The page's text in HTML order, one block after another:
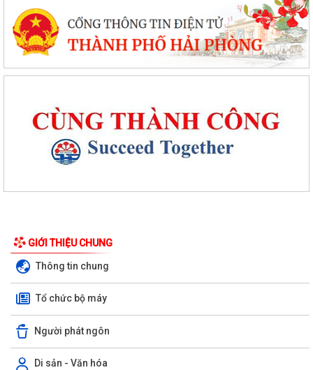
GIỚI THIỆU CHUNG
Thông tin chung
Tổ chức bộ máy
Người phát ngôn
Di sản - Văn hóa
Về việc cung cấp thủ tục hành chính đã được kết nối, chia sẻ và khai
thác dữ liệu với những cơ sở...
Về việc rà soát danh mục thôn, tổ mới để cập nhật lên Hệ thống quản
lý giám sát bệnh truyền nhiễm
Thông báo Về việc công bố danh mục thủ tục hành chính được sửa
đổi, bổ sung, thay thế, bị bãi bỏ...